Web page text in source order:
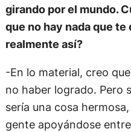
girando por el mundo.
que no hay nada que te
realmente así?
-En lo material, creo
no haber logrado. Pero
sería una cosa
gente apoyándose